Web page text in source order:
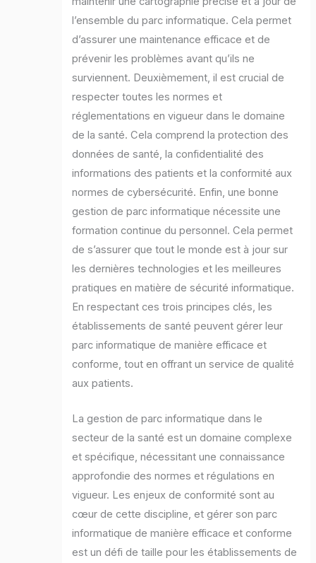
l’ensemble du parc informatique. Cela permet
d’assurer une maintenance efficace et de
prévenir les problèmes avant qu’ils ne
surviennent. Deuxièmement, il est crucial de
respecter toutes les normes et
réglementations en vigueur dans le domaine
de la santé. Cela comprend la protection des
données de santé, la confidentialité des
informations des patients et la conformité aux
normes de cybersécurité. Enfin, une bonne
gestion de parc informatique nécessite une
formation continue du personnel. Cela permet
de s’assurer que tout le monde est à jour sur
les dernières technologies et les meilleures
pratiques en matière de sécurité informatique.
En respectant ces trois principes clés, les
établissements de santé peuvent gérer leur
parc informatique de manière efficace et
conforme, tout en offrant un service de qualité
aux patients.
La gestion de parc informatique dans le
secteur de la santé est un domaine complexe
et spécifique, nécessitant une connaissance
approfondie des normes et régulations en
vigueur. Les enjeux de conformité sont au
cœur de cette discipline, et gérer son parc
informatique de manière efficace et conforme
est un défi de taille pour les établissements de